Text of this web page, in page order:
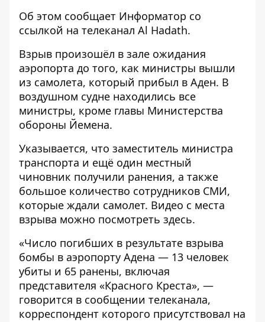
Об этом сообщает Информатор со
ссылкой на телеканал Al Hadath.
Взрыв произошёл в зале ожидания
аэропорта до того, как министры вышли
из самолета, который прибыл в Аден. В
воздушном судне находились все
министры, кроме главы Министерства
обороны Йемена.
Указывается, что заместитель министра
транспорта и ещё один местный
чиновник получили ранения, а также
большое количество сотрудников СМИ,
которые ждали самолет. Видео с места
взрыва можно посмотреть здесь.
«Число погибших в результате взрыва
бомбы в аэропорту Адена — 13 человек
убиты и 65 ранены, включая
представителя «Красного Креста», —
говорится в сообщении телеканала,
корреспондент которого присутствовал на